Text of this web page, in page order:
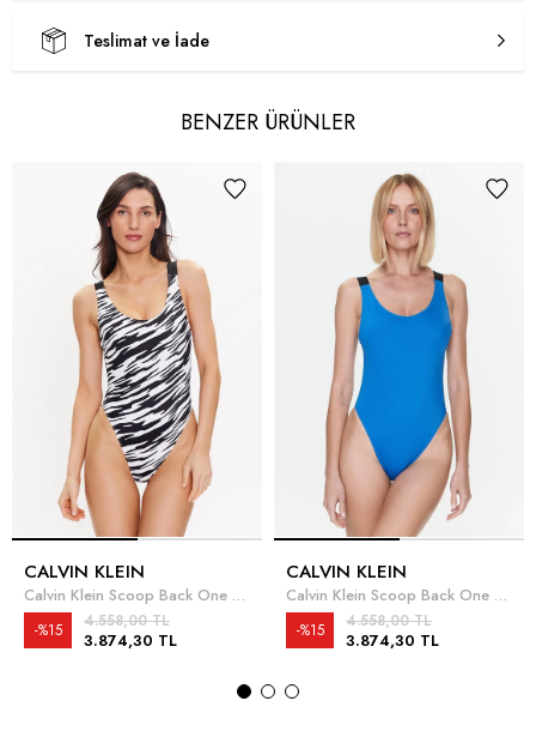
Teslimat ve İade
BENZER ÜRÜNLER
CALVIN KLEIN
Calvin Klein Scoop Back One Piece Rp Print Kadın Mayo
3.874,30 TL
4.558,00 TL
%15
CALVIN KLEIN
Calvin Klein Scoop Back One Piece Kadın Mayo
3.874,30 TL
4.558,00 TL
%15